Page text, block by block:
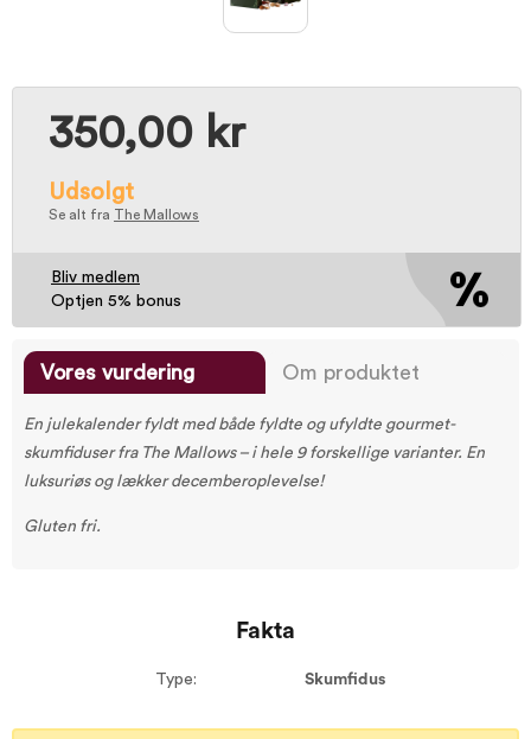
350,00 kr
Udsolgt
Se alt fra The Mallows
Bliv medlem
Optjen 5% bonus
Vores vurdering Om produktet
En julekalender fyldt med både fyldte og ufyldte gourmet-
skumfiduser fra The Mallows – i hele 9 forskellige varianter. En
luksuriøs og lækker decemberoplevelse!
Gluten fri.
Fakta
Type: Skumfidus